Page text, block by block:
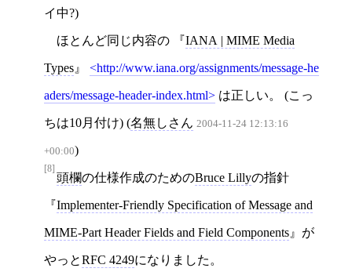
イ中?)
ほとんど同じ内容の IANA | MIME Media
Types http://www.iana.org/assignments/message-he
aders/message-header-index.html は正しい。 (こっ
ちは10月付け) (名無しさん 2004-11-24 12:13:16
+00:00)
[8]
頭欄の仕様作成のためのBruce Lillyの指針
Implementer-Friendly Specification of Message and
MIME-Part Header Fields and Field Components が
やっとRFC 4249になりました。